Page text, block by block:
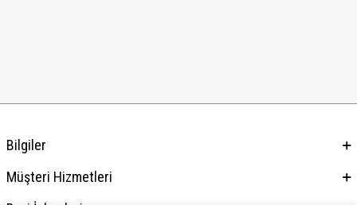
Bilgiler
Müşteri Hizmetleri